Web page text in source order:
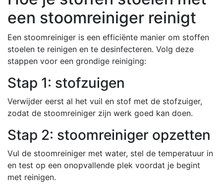
een stoomreiniger reinigt
Een stoomreiniger is een efficiënte manier om stoffen
stoelen te reinigen en te desinfecteren. Volg deze
stappen voor een grondige reiniging:
Stap 1: stofzuigen
Verwijder eerst al het vuil en stof met de stofzuiger,
zodat de stoomreiniger zijn werk goed kan doen.
Stap 2: stoomreiniger opzetten
Vul de stoomreiniger met water, stel de temperatuur in
en test op een onopvallende plek voordat je begint
met reinigen.